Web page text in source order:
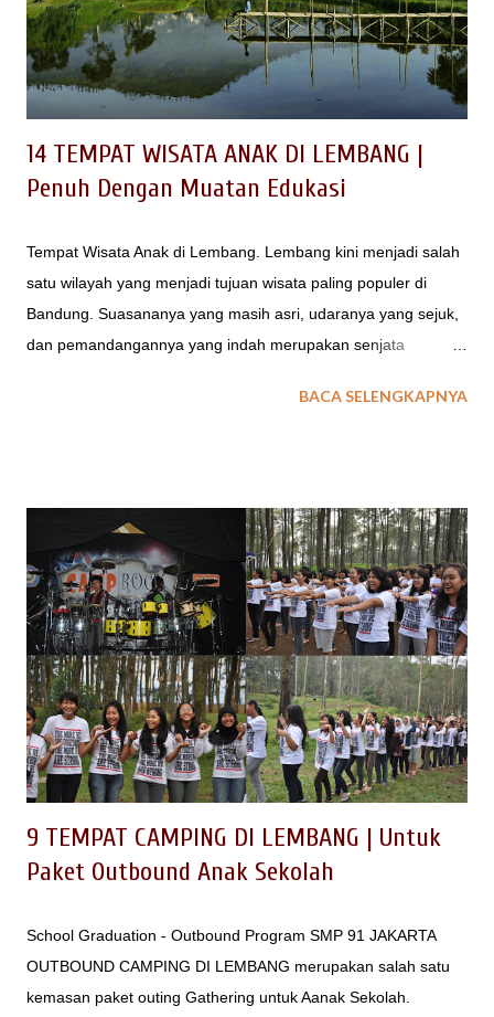
14 TEMPAT WISATA ANAK DI LEMBANG |
Penuh Dengan Muatan Edukasi
Tempat Wisata Anak di Lembang. Lembang kini menjadi salah
satu wilayah yang menjadi tujuan wisata paling populer di
Bandung. Suasananya yang masih asri, udaranya yang sejuk,
dan pemandangannya yang indah merupakan senjata
heran, kini banyak cafe, restaurant, resort di Lembang sampai
bagus untuk dikunjungi untuk kegiatan keluarga ataupun field
trip anak sekolah. 1. FLOATING MARKET Floating Market
Lembang merupakan kawasan wisata keluarga yang dibangun
dengan mengadopsi pasar apung yang ada di Banjarmasin
Kalimantan. Bayangan kita tentunya akan ada aktifitas pasar
yang dilakukan di atas perahu dengan menjual sayuran , buah
buah sampai ikan segar. Ternyata bayangan ini akan berubah
saat kita berkunjung langsung ke lokasi ini. Konsep Floating
Mark...
BACA SELENGKAPNYA
9 TEMPAT CAMPING DI LEMBANG | Untuk
Paket Outbound Anak Sekolah
School Graduation - Outbound Program SMP 91 JAKARTA
OUTBOUND CAMPING DI LEMBANG merupakan salah satu
kemasan paket outing Gathering untuk Aanak Sekolah.